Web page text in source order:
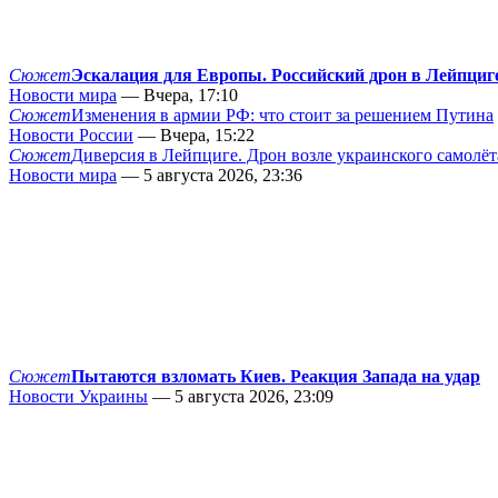
СюжетЭскалация для Европы. Российский дрон в
Новости мира — Вчера, 17:10
СюжетИзменения в армии РФ: что стоит за решением Путина
Новости России — Вчера, 15:22
СюжетДиверсия в Лейпциге. Дрон возле украинского
Новости мира — 5 августа 2026, 23:36
СюжетПытаются взломать Киев. Реакция Запада на удар
Новости Украины — 5 августа 2026, 23:09